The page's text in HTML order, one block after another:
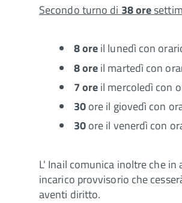
Secondo turno di 38 ore
8 oreil lunedì con
8 oreil martedì con
7 oreil mercoledì con
30ore il giovedì con
30ore il venerdì con
L' Inail comunica inoltre che
incarico provvisorio che
aventi diritto.